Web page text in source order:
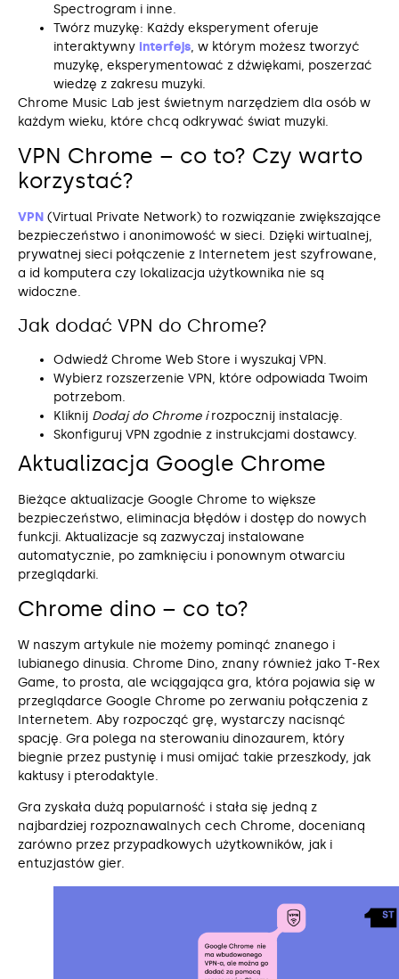
Spectrogram i inne.
Twórz muzykę: Każdy eksperyment oferuje
interaktywny interfejs, w którym możesz tworzyć
muzykę, eksperymentować z dźwiękami, poszerzać
wiedzę z zakresu muzyki.
Chrome Music Lab jest świetnym narzędziem dla osób w
każdym wieku, które chcą odkrywać świat muzyki.
VPN Chrome – co to? Czy warto
korzystać?
VPN (Virtual Private Network) to rozwiązanie zwiększające
bezpieczeństwo i anonimowość w sieci. Dzięki wirtualnej,
prywatnej sieci połączenie z Internetem jest szyfrowane,
a id komputera czy lokalizacja użytkownika nie są
widoczne.
Jak dodać VPN do Chrome?
Odwiedź Chrome Web Store i wyszukaj VPN.
Wybierz rozszerzenie VPN, które odpowiada Twoim
potrzebom.
Kliknij Dodaj do Chrome irozpocznij instalację.
Skonfiguruj VPN zgodnie z instrukcjami dostawcy.
Aktualizacja Google Chrome
Bieżące aktualizacje Google Chrome to większe
bezpieczeństwo, eliminacja błędów i dostęp do nowych
funkcji. Aktualizacje są zazwyczaj instalowane
automatycznie, po zamknięciu i ponownym otwarciu
przeglądarki.
Chrome dino – co to?
W naszym artykule nie możemy pominąć znanego i
lubianego dinusia. Chrome Dino, znany również jako T-Rex
Game, to prosta, ale wciągająca gra, która pojawia się w
przeglądarce Google Chrome po zerwaniu połączenia z
Internetem. Aby rozpocząć grę, wystarczy nacisnąć
spację. Gra polega na sterowaniu dinozaurem, który
biegnie przez pustynię i musi omijać takie przeszkody, jak
kaktusy i pterodaktyle.
Gra zyskała dużą popularność i stała się jedną z
najbardziej rozpoznawalnych cech Chrome, docenianą
zarówno przez przypadkowych użytkowników, jak i
entuzjastów gier.